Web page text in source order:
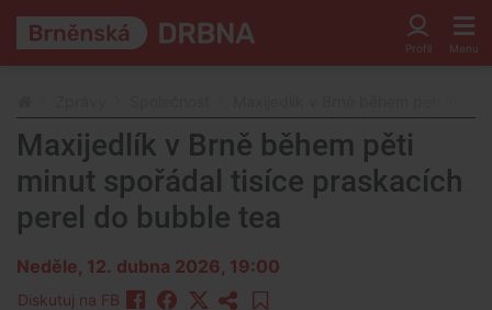
Maxijedlík v Brně během pěti
minut spořádal tisíce praskacích
perel do bubble tea
Neděle, 12. dubna 2026, 19:00
Diskutuj na FB